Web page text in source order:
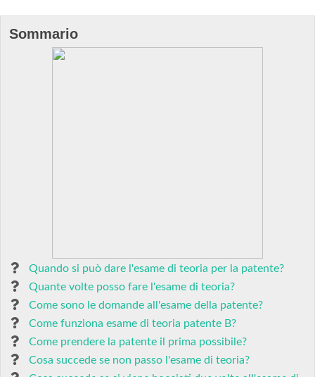
Sommario
Quando si può dare l'esame di teoria per la patente?
Quante volte posso fare l'esame di teoria?
Come sono le domande all'esame della patente?
Come funziona esame di teoria patente B?
Come prendere la patente il prima possibile?
Cosa succede se non passo l'esame di teoria?